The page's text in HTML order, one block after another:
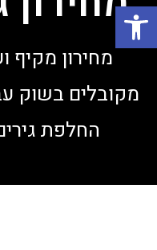
מחירון מקיף
מקובלים בשוק
החלפת
פתח סרגל נגישות